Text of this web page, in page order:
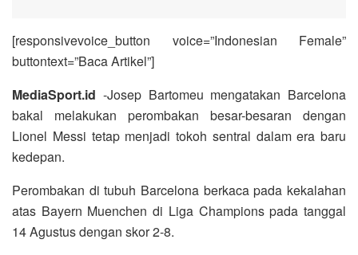
[responsivevoice_button voice=”Indonesian Female”
buttontext=”Baca Artikel”]
MediaSport.id -Josep Bartomeu mengatakan Barcelona
bakal melakukan perombakan besar-besaran dengan
Lionel Messi tetap menjadi tokoh sentral dalam era baru
kedepan.
Perombakan di tubuh Barcelona berkaca pada kekalahan
atas Bayern Muenchen di Liga Champions pada tanggal
14 Agustus dengan skor 2-8.